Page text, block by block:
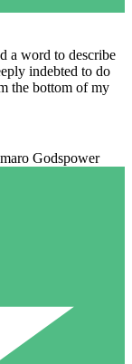
a word to describe
indebted to do
the bottom of my
Godspower